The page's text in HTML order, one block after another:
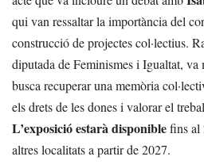
qui van ressaltar la importància del
construcció de projectes col·lectius.
diputada de Feminismes i Igualtat, va
busca recuperar una memòria
els drets de les dones i valorar el
L’exposició estarà disponiblefins al
altres localitats a partir de 2027.